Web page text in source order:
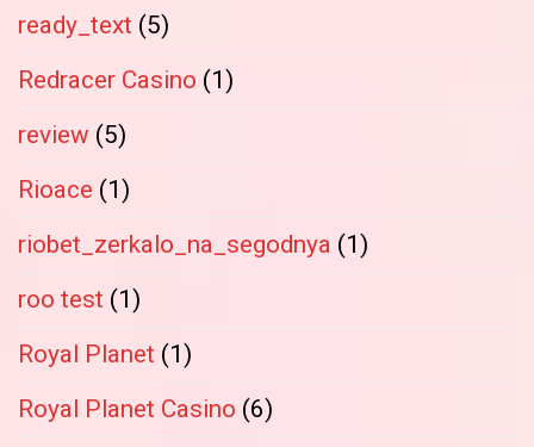
ready_text (5)
Redracer Casino (1)
review (5)
Rioace (1)
riobet_zerkalo_na_segodnya (1)
roo test (1)
Royal Planet (1)
Royal Planet Casino (6)